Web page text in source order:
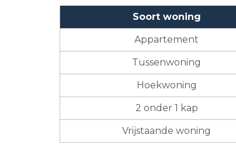
Soort woning
Appartement
Tussenwoning
Hoekwoning
2 onder 1 kap
Vrijstaande woning